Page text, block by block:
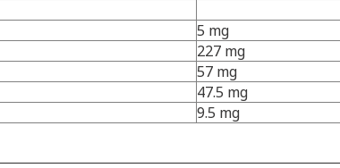
5 mg
227 mg
57 mg
47.5 mg
9.5 mg